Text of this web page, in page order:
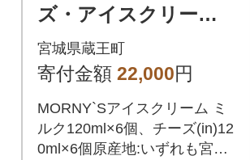
ズ・アイスクリー
ム」12個入 【04301-
0467】
宮城県蔵王町
寄付金額 22,000円
MORNY`Sアイスクリーム ミ
ルク120ml×6個、チーズ(in)12
0ml×6個原産地:いずれも宮城